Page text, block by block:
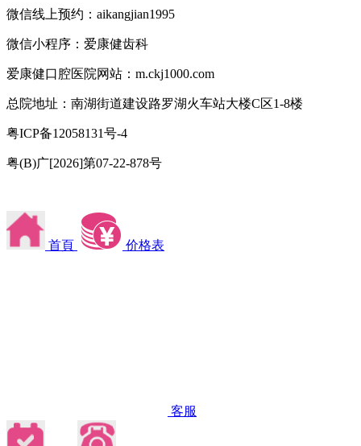
微信线上预约：aikangjian1995
微信小程序：爱康健齿科
爱康健口腔医院网站：m.ckj1000.com
总院地址：南湖街道建设路罗湖火车站大楼C区1-8楼
粤ICP备12058131号-4
粤(B)广[2026]第07-22-878号
首頁 价格表
客服